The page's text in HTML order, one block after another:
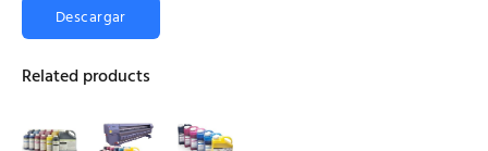
Descargar
Related products